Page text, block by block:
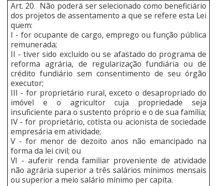
Art. 20. Não poderá ser selecionado como beneficiário
dos projetos de assentamento a que se refere esta Lei
quem:
I - for ocupante de cargo, emprego ou função pública
remunerada;
II - tiver sido excluído ou se afastado do programa de
reforma agrária, de regularização fundiária ou de
crédito fundiário sem consentimento de seu órgão
executor;
III - for proprietário rural, exceto o desapropriado do
imóvel e o agricultor cuja propriedade seja
insuficiente para o sustento próprio e o de sua família;
IV - for proprietário, cotista ou acionista de sociedade
empresária em atividade;
V - for menor de dezoito anos não emancipado na
forma da lei civil; ou
VI - auferir renda familiar proveniente de atividade
não agrária superior a três salários mínimos mensais
ou superior a meio salário mínimo per capita.